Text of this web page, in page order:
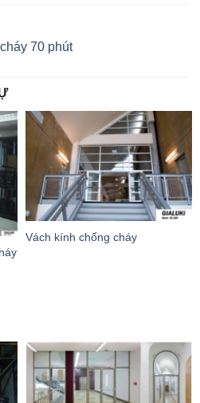
70 phút
Vách kính chống cháy